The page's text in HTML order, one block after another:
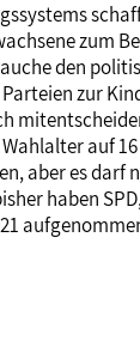
zum
den
zur
auf
aber es darf
haben